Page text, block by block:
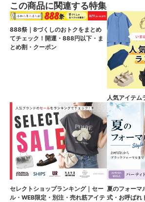
この商品に関連する特集
888祭｜8づくしのおトクをまとめ
てチェック！開運・888円以下・ま
とめ割・クーポン
人気アイテム
セレクトショップランキング｜セー
ル・WEB限定・別注・売れ筋アイテ
夏のフォーマ
式・お呼ばれ